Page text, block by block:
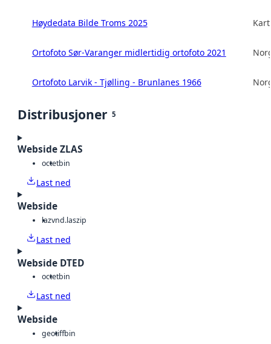
Høydedata Bilde Troms 2025
Ortofoto Sør-Varanger midlertidig ortofoto 2021
Ortofoto Larvik - Tjølling - Brunlanes 1966
Distribusjoner 5
Webside ZLAS
octetbin
Last ned
Webside
lazvnd.laszip
Last ned
Webside DTED
octetbin
Last ned
Webside
geotiffbin